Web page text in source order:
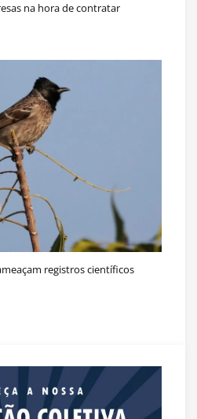
na hora de contratar
registros científicos